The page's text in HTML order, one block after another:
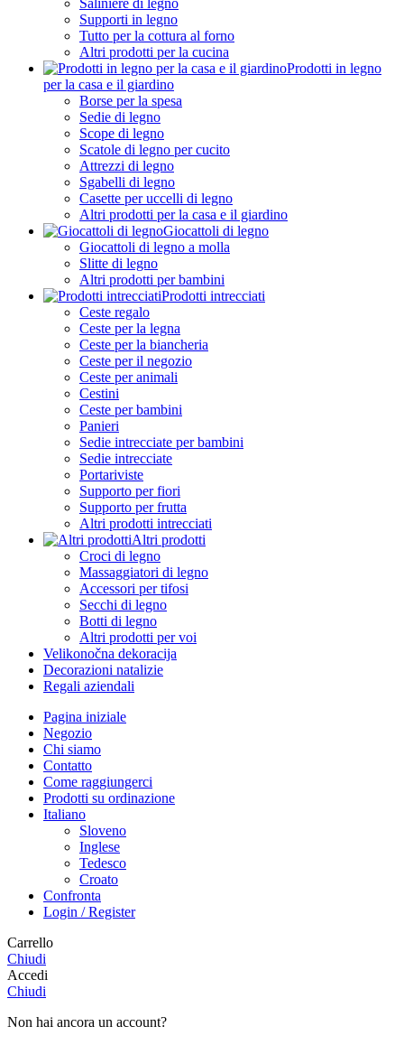
Saliniere di legno
Supporti in legno
Tutto per la cottura al forno
Altri prodotti per la cucina
Prodotti in legno
per la casa e il giardino
Borse per la spesa
Sedie di legno
Scope di legno
Scatole di legno per cucito
Attrezzi di legno
Sgabelli di legno
Casette per uccelli di legno
Altri prodotti per la casa e il giardino
Giocattoli di legno
Giocattoli di legno a molla
Slitte di legno
Altri prodotti per bambini
Prodotti intrecciati
Ceste regalo
Ceste per la legna
Ceste per la biancheria
Ceste per il negozio
Ceste per animali
Cestini
Ceste per bambini
Panieri
Sedie intrecciate per bambini
Sedie intrecciate
Portariviste
Supporto per fiori
Supporto per frutta
Altri prodotti intrecciati
Altri prodotti
Croci di legno
Massaggiatori di legno
Accessori per tifosi
Secchi di legno
Botti di legno
Altri prodotti per voi
Velikonočna dekoracija
Decorazioni natalizie
Regali aziendali
Pagina iniziale
Negozio
Chi siamo
Contatto
Come raggiungerci
Prodotti su ordinazione
Italiano
Sloveno
Inglese
Tedesco
Croato
Confronta
Login / Register
Carrello
Chiudi
Accedi
Chiudi
Non hai ancora un account?